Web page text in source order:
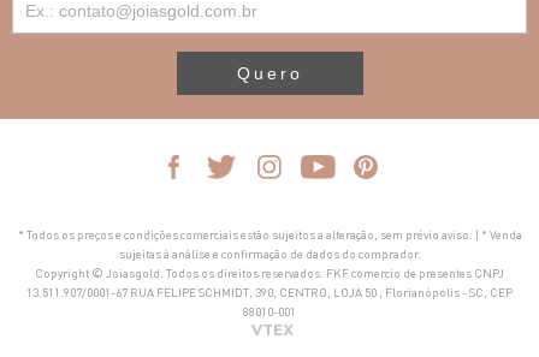
Quero
* Todos os preços e condições comerciais estão sujeitos a alteração, sem prévio aviso. | * Venda
sujeitas à análise e confirmação de dados do comprador.
Copyright © Joiasgold. Todos os direitos reservados. FKF comercio de presentes CNPJ
13.511.907/0001-67 RUA FELIPE SCHMIDT, 390, CENTRO, LOJA 50 , Florianópolis - SC, CEP
88010-001
VTEX